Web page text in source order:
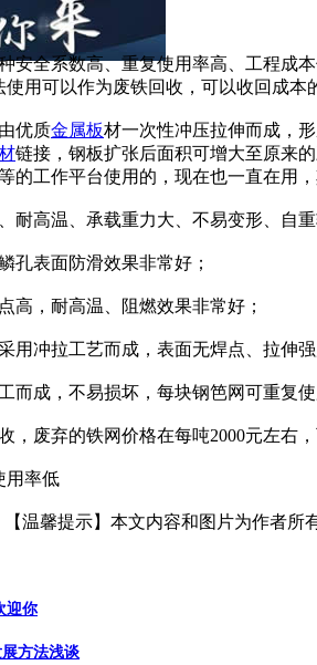
安全系数高、重复使用率高、工程成
用可以作为废铁回收，可以收回成本
优质金属板材一次性冲压拉伸而成，
链接，钢板扩张后面积可增大至原来
的工作平台使用的，现在也一直在用
耐高温、承载重力大、不易变形、自
孔表面防滑效果非常好；
高，耐高温、阻燃效果非常好；
用冲拉工艺而成，表面无焊点、拉伸
而成，不易损坏，每块钢笆网可重复
，废弃的铁网价格在每吨2000元左右，
用率低
【温馨提示】本文内容和图片为作者所
迎你
方法浅谈